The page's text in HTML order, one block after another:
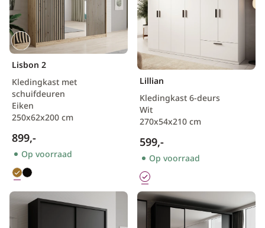
Lisbon 2
Kledingkast met
schuifdeuren
Eiken
250x62x200 cm
899,-
Op voorraad
Lillian
Kledingkast 6-deurs
Wit
270x54x210 cm
599,-
Op voorraad